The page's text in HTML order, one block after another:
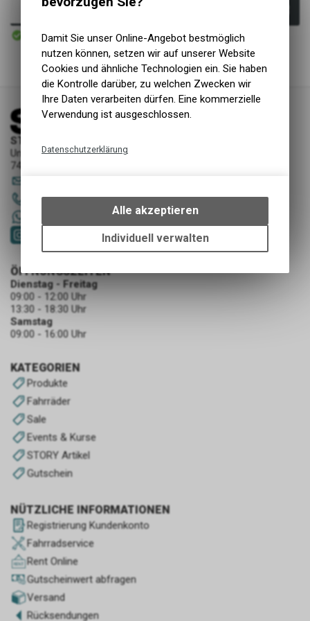
In den Warenkorb
Versand
STORY Sportwerkstatt - Thusis
Unterer Rosenbühl 7
7430 Thusis
081 651 52 53
KATEGORIEN
Produkte
Fahrräder
Sale
Events & Kurse
STORY Artikel
Gutschein
NÜTZLICHE INFORMATIONEN
Registrierung Kundenkonto
Fahrradservice
Rent Online
Gutscheinwert abfragen
Versand
Rücksendungen
ÖFFNUNGSZEITEN
Dienstag - Freitag
09:00 - 12:00 Uhr
13:30 - 18:30 Uhr
Samstag
09:00 - 16:00 Uhr
Damit Sie unser Online-Angebot bestmöglich
nutzen können, setzen wir auf unserer Website
Cookies und ähnliche Technologien ein. Sie haben
die Kontrolle darüber, zu welchen Zwecken wir
Ihre Daten verarbeiten dürfen. Eine kommerzielle
Verwendung ist ausgeschlossen.
Datenschutzerklärung
bestimmte Interaktionen und
Einstellungen auf Ihrem Gerät,
um die grundlegenden
Funktionen unseres Online-
Alle akzeptieren
Individuell verwalten